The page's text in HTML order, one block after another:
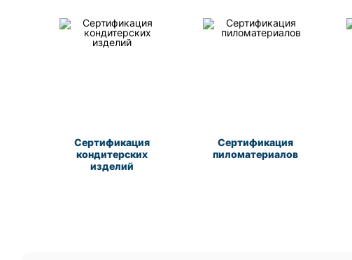
Сертификация
кондитерских
изделий
Сертификация
пиломатериалов